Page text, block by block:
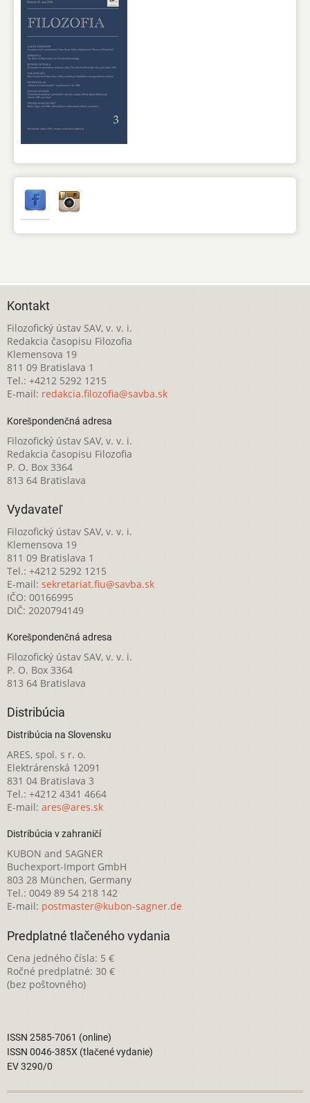
Kontakt
Filozofický ústav SAV, v. v. i.
Redakcia časopisu Filozofia
Klemensova 19
811 09 Bratislava 1
Tel.: +4212 5292 1215
E-mail: redakcia.filozofia@savba.sk
Korešpondenčná adresa
Filozofický ústav SAV, v. v. i.
Redakcia časopisu Filozofia
P. O. Box 3364
813 64 Bratislava
Vydavateľ
Filozofický ústav SAV, v. v. i.
Klemensova 19
811 09 Bratislava 1
Tel.: +4212 5292 1215
E-mail: sekretariat.fiu@savba.sk
IČO: 00166995
DIČ: 2020794149
Korešpondenčná adresa
Filozofický ústav SAV, v. v. i.
P. O. Box 3364
813 64 Bratislava
Distribúcia
Distribúcia na Slovensku
ARES, spol. s r. o.
Elektrárenská 12091
831 04 Bratislava 3
Tel.: +4212 4341 4664
E-mail: ares@ares.sk
Distribúcia v zahraničí
KUBON and SAGNER
Buchexport-Import GmbH
803 28 München, Germany
Tel.: 0049 89 54 218 142
E-mail: postmaster@kubon-sagner.de
Predplatné tlačeného vydania
Cena jedného čísla: 5 €
Ročné predplatné: 30 €
(bez poštovného)
ISSN 2585-7061 (online)
ISSN 0046-385X (tlačené vydanie)
EV 3290/0